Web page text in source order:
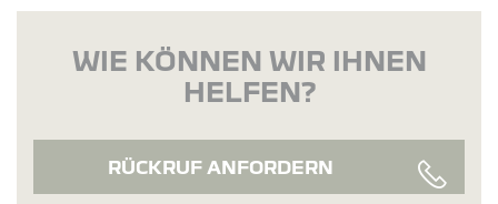
WIE KÖNNEN WIR IHNEN
HELFEN?
RÜCKRUF ANFORDERN